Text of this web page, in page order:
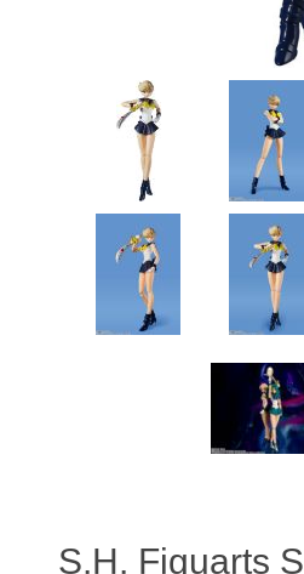
S.H. Figuarts